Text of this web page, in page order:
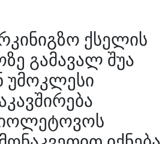
ქსელის
გამავალ შუა
უმოკლესი